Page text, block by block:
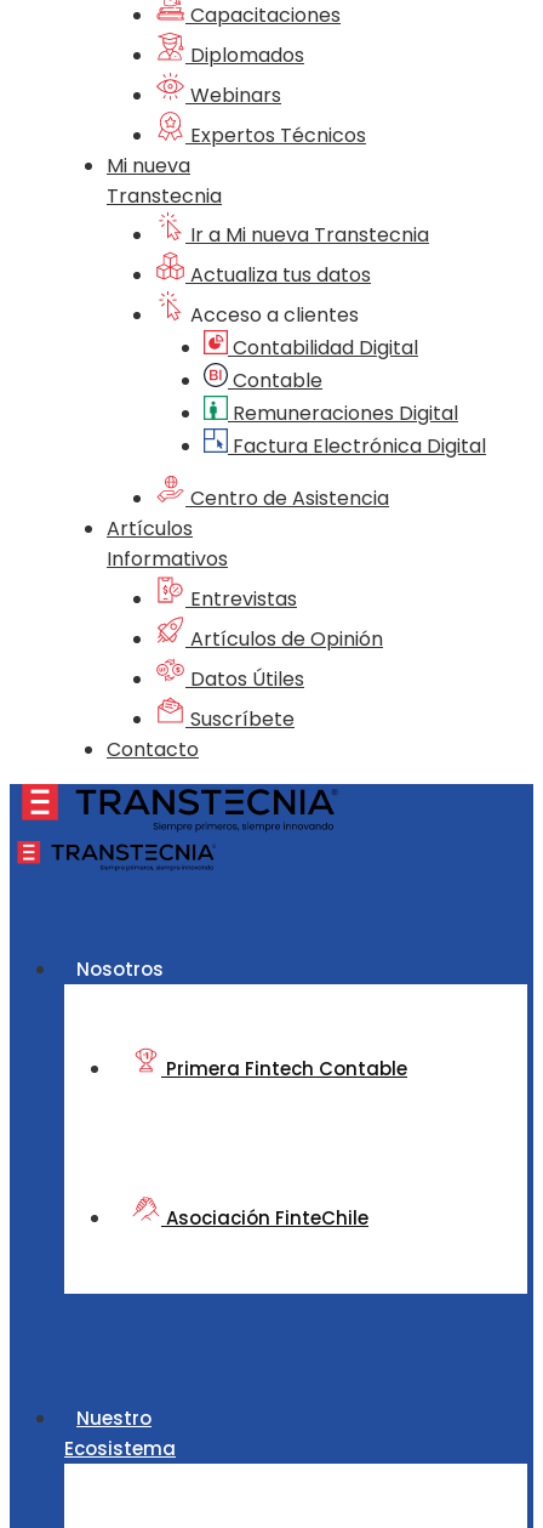
Capacitaciones
Diplomados
Webinars
Expertos Técnicos
Mi nueva
Transtecnia
Ir a Mi nueva Transtecnia
Actualiza tus datos
Acceso a clientes
Contabilidad Digital
Contable
Remuneraciones Digital
Factura Electrónica Digital
Centro de Asistencia
Artículos
Informativos
Entrevistas
Artículos de Opinión
Datos Útiles
Suscríbete
Contacto
Nosotros
Primera Fintech Contable
Asociación FinteChile
Nuestro
Ecosistema